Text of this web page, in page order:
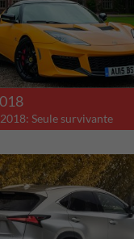
Seule survivante